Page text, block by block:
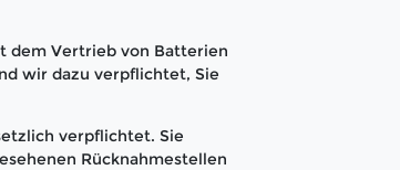
dem Vertrieb von Batterien
wir dazu verpflichtet, Sie
verpflichtet. Sie
Rücknahmestellen